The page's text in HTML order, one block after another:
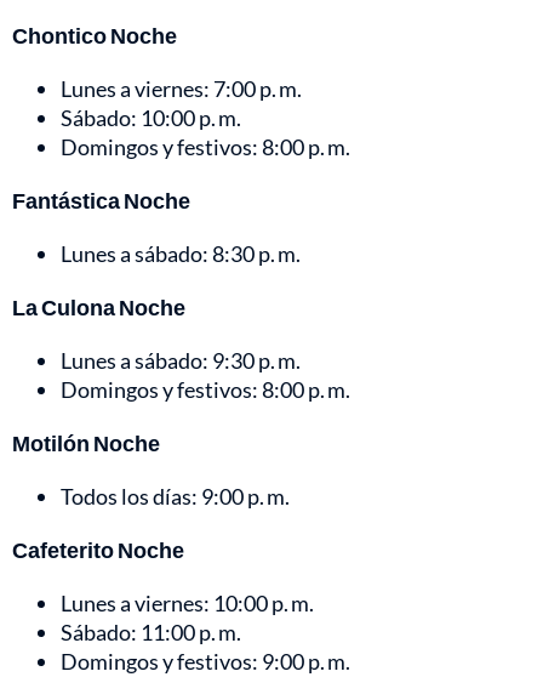
Chontico Noche
Lunes a viernes: 7:00 p. m.
Sábado: 10:00 p. m.
Domingos y festivos: 8:00 p. m.
Fantástica Noche
Lunes a sábado: 8:30 p. m.
La Culona Noche
Lunes a sábado: 9:30 p. m.
Domingos y festivos: 8:00 p. m.
Motilón Noche
Todos los días: 9:00 p. m.
Cafeterito Noche
Lunes a viernes: 10:00 p. m.
Sábado: 11:00 p. m.
Domingos y festivos: 9:00 p. m.